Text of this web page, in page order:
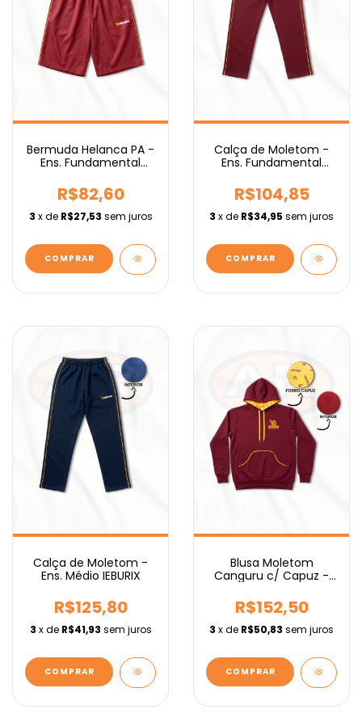
Bermuda Helanca PA -
Ens. Fundamental
R$82,60
3 x de R$27,53 sem juros
COMPRAR
Calça de Moletom -
Ens. Fundamental
R$104,85
3 x de R$34,95 sem juros
COMPRAR
Calça de Moletom -
Ens. Médio IEBURIX
R$125,80
3 x de R$41,93 sem juros
COMPRAR
Blusa Moletom
Canguru c/ Capuz -
IEBURIX
R$152,50
3 x de R$50,83 sem juros
COMPRAR